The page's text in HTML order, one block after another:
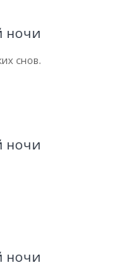
снов.